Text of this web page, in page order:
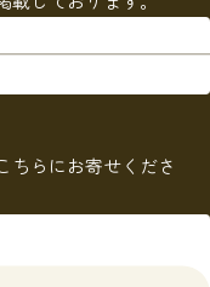
ちらにお寄せくださ